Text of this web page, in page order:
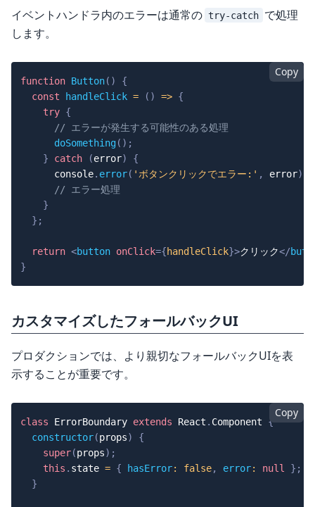
イベントハンドラ内のエラーは通常の try-catch で処理
します。
Copy
function Button( )
{
const
handleClick = ( ) => {
try {
// エラーが発生する可能性のある処理
doSomething( ) ;
}
catch (error)
{
console. error( 'ボタンクリックでエラー:' , error)
// エラー処理
}
} ;
return <button onClick={handleClick}>クリック</
}
カスタマイズしたフォールバックUI
プロダクションでは、より親切なフォールバックUIを表
示することが重要です。
Copy
class ErrorBoundary extends React . Component
{
constructor(props)
{
super(props) ;
this . state = { hasError: false, error: null } ;
}